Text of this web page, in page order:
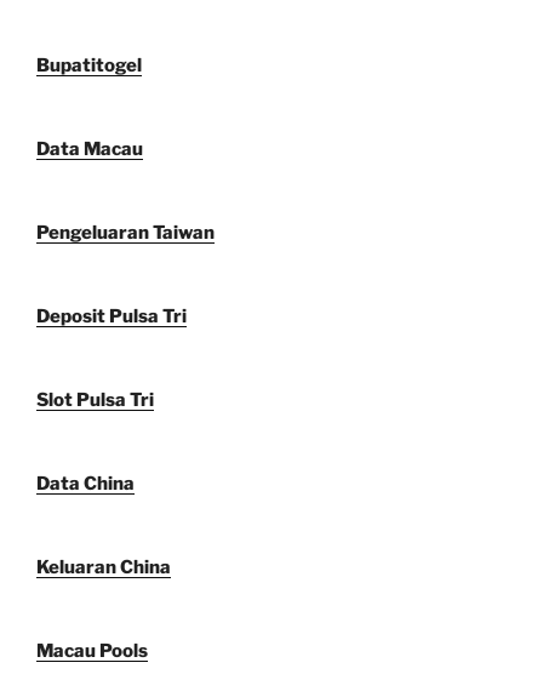
Bupatitogel
Data Macau
Pengeluaran Taiwan
Deposit Pulsa Tri
Slot Pulsa Tri
Data China
Keluaran China
Macau Pools